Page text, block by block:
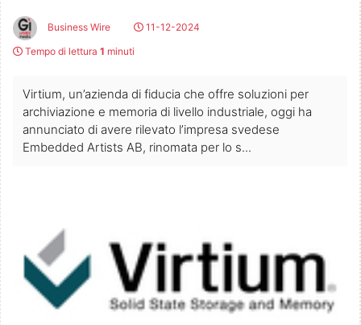
Business Wire
11-12-2024
Tempo di lettura 1 minuti
Virtium, un’azienda di fiducia che offre soluzioni per
archiviazione e memoria di livello industriale, oggi ha
annunciato di avere rilevato l’impresa svedese
Embedded Artists AB, rinomata per lo s...